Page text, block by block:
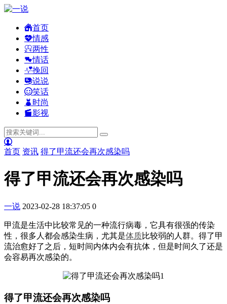
首页
情感
两性
情话
挽回
说说
笑话
时尚
影视
首页 资讯 得了甲流还会再次感染吗
得了甲流还会再次感染吗
一说 2023-02-28 18:37:05 0
甲流是生活中比较常见的一种流行病毒，它具有很强的传染
性，很多人都会感染生病，尤其是体质比较弱的人群。得了甲
流治愈好了之后，短时间内体内会有抗体，但是时间久了还是
会容易再次感染的。
得了甲流还会再次感染吗